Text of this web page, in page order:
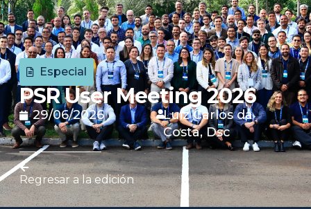
Especial
PSR User Meeting 2026
29/06/2026
Luiz Carlos da
Costa, Dsc
Regresar a la edición